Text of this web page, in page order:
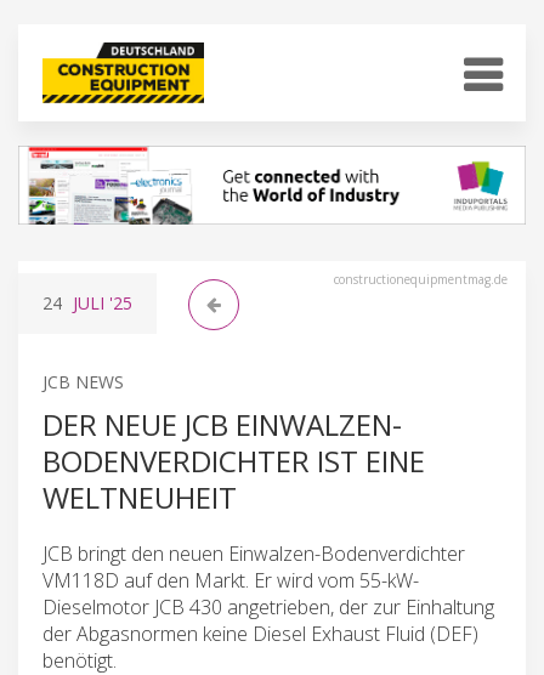
constructionequipmentmag.de
24 JULI '25
JCB NEWS
DER NEUE JCB EINWALZEN-
BODENVERDICHTER IST EINE
WELTNEUHEIT
JCB bringt den neuen Einwalzen-Bodenverdichter
VM118D auf den Markt. Er wird vom 55-kW-
Dieselmotor JCB 430 angetrieben, der zur Einhaltung
der Abgasnormen keine Diesel Exhaust Fluid (DEF)
benötigt.